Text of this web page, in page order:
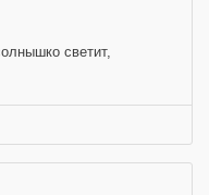
светит,